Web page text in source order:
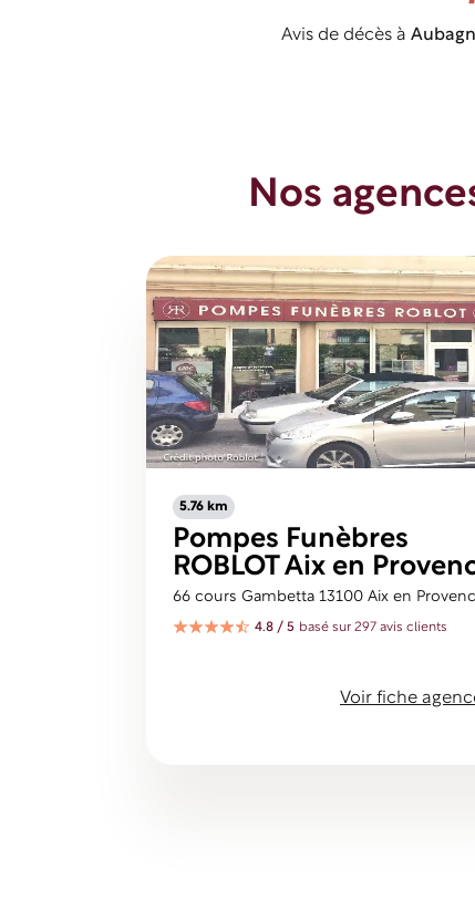
Avis de décès à
Nos
5.76 km
Pompes Funèbres
ROBLOT Aix en
66 cours Gambetta 13100 Aix en
4.8 / 5 basé sur 297 avis clients
Voir fiche